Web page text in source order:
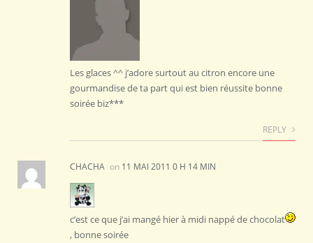
Les glaces ^^ j’adore surtout au citron encore une
gourmandise de ta part qui est bien réussite bonne
soirée biz***
REPLY
CHACHA on 11 MAI 2011 0 H 14 MIN
c’est ce que j’ai mangé hier à midi nappé de chocolat
, bonne soirée